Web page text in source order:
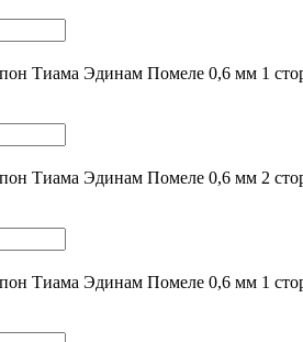
Тиама Эдинам Помеле 0,6 мм 1
Тиама Эдинам Помеле 0,6 мм 2
Тиама Эдинам Помеле 0,6 мм 1